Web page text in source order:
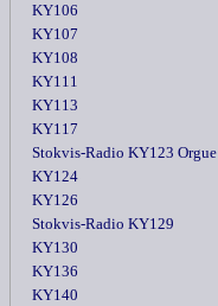
KY106
KY107
KY108
KY111
KY113
KY117
Stokvis-Radio KY123 Orgue
KY124
KY126
Stokvis-Radio KY129
KY130
KY136
KY140